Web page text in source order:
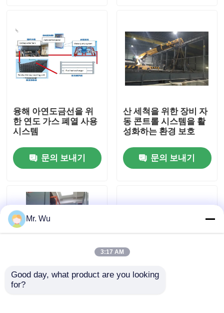
제품
공장 견학
품질 관리
뉴스
견적 요청
융해 아연도금선을 위
한 연도 가스 폐열 사용
시스템
문의 보내기
산 세척을 위한 장비 자
동 콘트롤 시스템을 활
성화하는 환경 보호
문의 보내기
장비를 활성화하는 고
Mr. Wu
3:17 AM
Good day, what product are you looking
for?